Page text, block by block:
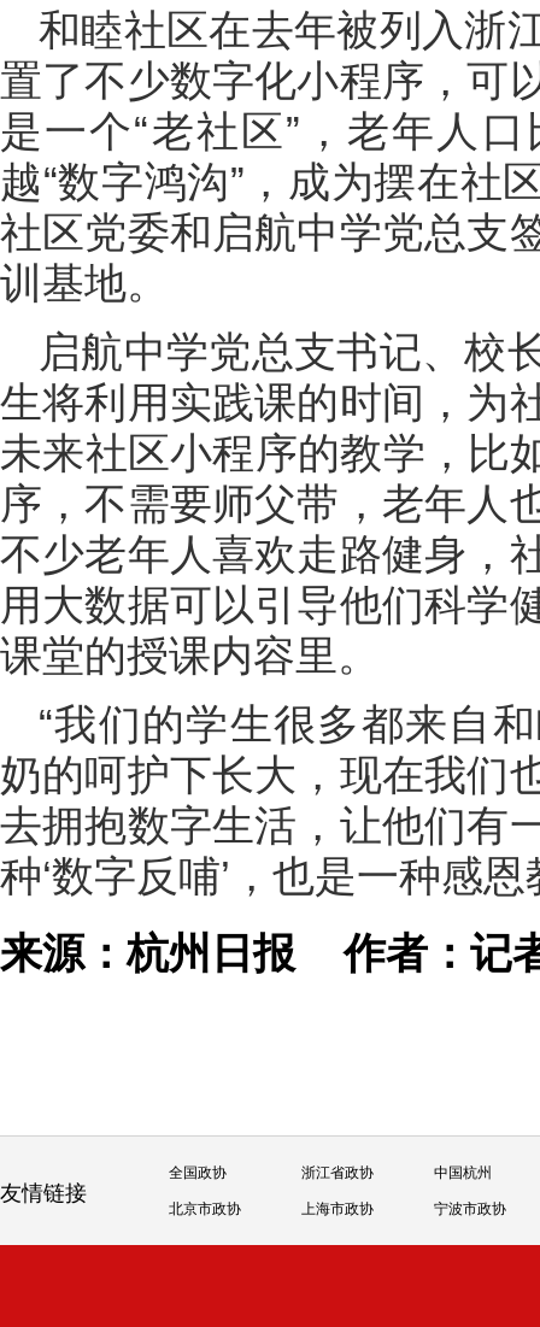
和睦社区在去年被列入浙
置了不少数字化小程序，可
是一个“老社区”，老年人
越“数字鸿沟”，成为摆在社
社区党委和启航中学党总支
训基地。
启航中学党总支书记、校
生将利用实践课的时间，为
未来社区小程序的教学，比
序，不需要师父带，老年人
不少老年人喜欢走路健身，
用大数据可以引导他们科学
课堂的授课内容里。
“我们的学生很多都来自
奶的呵护下长大，现在我们
去拥抱数字生活，让他们有
种‘数字反哺’，也是一种感
来源：杭州日报作者：记
友情链接
全国政协 浙江省政协 中国杭州
北京市政协 上海市政协 宁波市政协